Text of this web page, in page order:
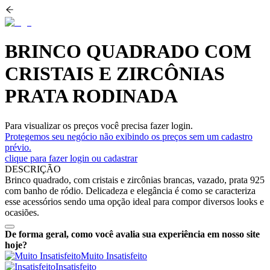
BRINCO QUADRADO COM
CRISTAIS E ZIRCÔNIAS
PRATA RODINADA
Para visualizar os preços você precisa fazer login.
Protegemos seu negócio não exibindo os preços sem um cadastro
prévio.
clique para fazer login ou cadastrar
DESCRIÇÃO
Brinco quadrado, com cristais e zircônias brancas, vazado, prata 925
com banho de ródio. Delicadeza e elegância é como se caracteriza
esse acessórios sendo uma opção ideal para compor diversos looks e
ocasiões.
De forma geral, como você avalia sua experiência em nosso site
hoje?
Muito Insatisfeito
Insatisfeito